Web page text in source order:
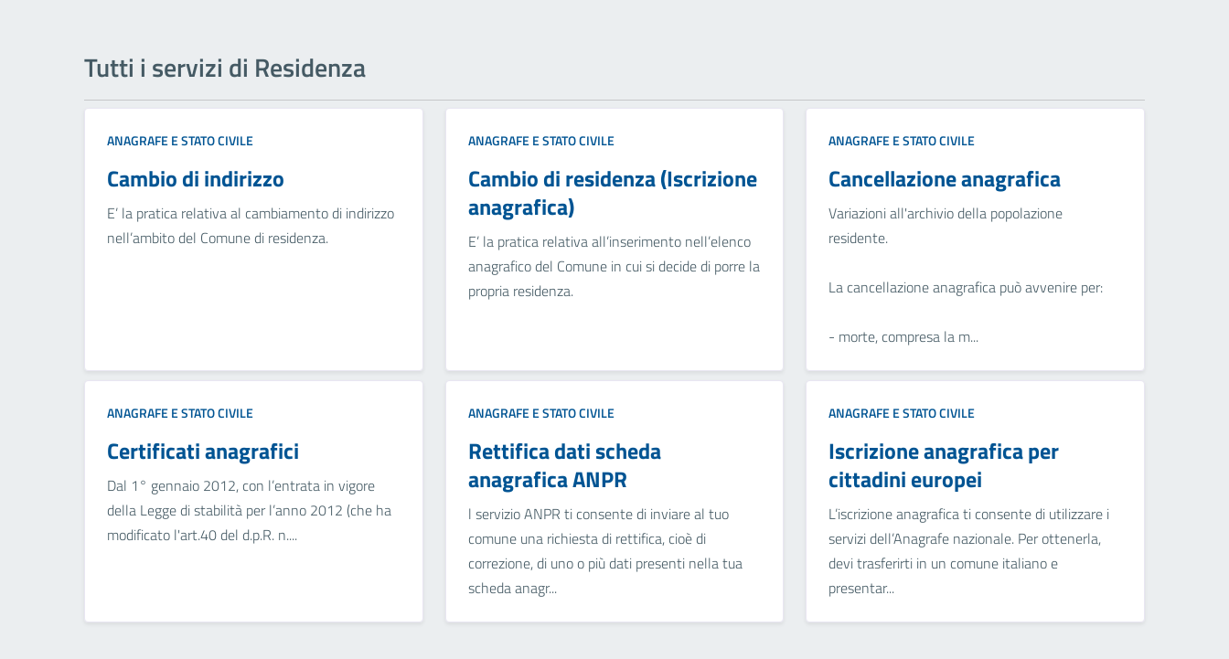
Tutti i servizi di Residenza
ANAGRAFE E STATO CIVILE
Cambio di indirizzo
E’ la pratica relativa al cambiamento di indirizzo
nell’ambito del Comune di residenza.
ANAGRAFE E STATO CIVILE
Cambio di residenza (Iscrizione
anagrafica)
E’ la pratica relativa all’inserimento nell’elenco
anagrafico del Comune in cui si decide di porre la
propria residenza.
ANAGRAFE E STATO CIVILE
Cancellazione anagrafica
Variazioni all'archivio della popolazione
residente.
La cancellazione anagrafica può avvenire per:
- morte, compresa la m...
ANAGRAFE E STATO CIVILE
Certificati anagrafici
Dal 1° gennaio 2012, con l’entrata in vigore
della Legge di stabilità per l’anno 2012 (che ha
modificato l'art.40 del d.p.R. n....
ANAGRAFE E STATO CIVILE
Rettifica dati scheda
anagrafica ANPR
l servizio ANPR ti consente di inviare al tuo
comune una richiesta di rettifica, cioè di
correzione, di uno o più dati presenti nella tua
scheda anagr...
ANAGRAFE E STATO CIVILE
Iscrizione anagrafica per
cittadini europei
L’iscrizione anagrafica ti consente di utilizzare i
servizi dell’Anagrafe nazionale. Per ottenerla,
devi trasferirti in un comune italiano e
presentar...